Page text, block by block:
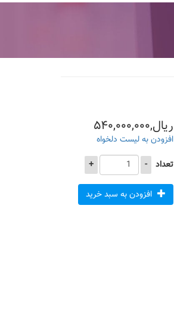
ریال,۵۴۰,۰۰۰,۰۰۰
افزودن به لیست دلخواه
تعداد
-
+
افزودن به سبد خرید